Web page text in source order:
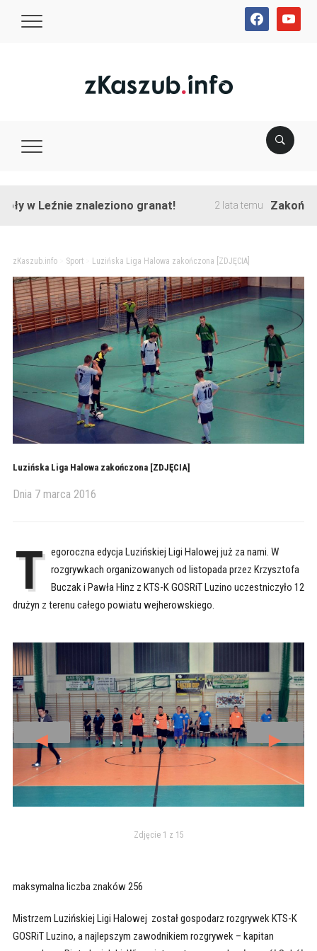
facebookyoutube
Leźnie znaleziono granat! 2 lata temu Zakończono
zKaszub.info> Sport> Luzińska Liga Halowa zakończona [ZDJĘCIA]
Luzińska Liga Halowa zakończona [ZDJĘCIA]
Dnia 7 marca 2016
T egoroczna edycja Luzińskiej Ligi Halowej już za nami. W
rozgrywkach organizowanych od listopada przez Krzysztofa
Buczak i Pawła Hinz z KTS-K GOSRiT Luzino uczestniczyło 12
drużyn z terenu całego powiatu wejherowskiego.
◄ ►
Zdjęcie 1 z 15
maksymalna liczba znaków 256
Mistrzem Luzińskiej Ligi Halowej został gospodarz rozgrywek KTS-K
GOSRiT Luzino, a najlepszym zawodnikiem rozgrywek – kapitan